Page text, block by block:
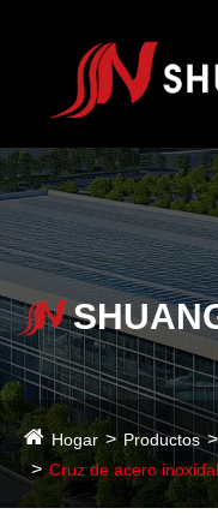
Hogar Productos
Cruz de acero